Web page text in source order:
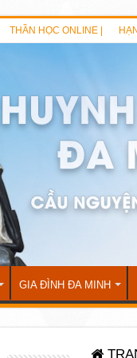
THẦN HỌC ONLINE |
GIA ĐÌNH ĐA MINH